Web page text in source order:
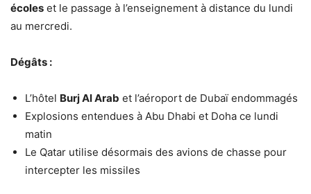
écoles et le passage à l’enseignement à distance du lundi
au mercredi.
Dégâts :
L’hôtel Burj Al Arab et l’aéroport de Dubaï endommagés
Explosions entendues à Abu Dhabi et Doha ce lundi
matin
Le Qatar utilise désormais des avions de chasse pour
intercepter les missiles